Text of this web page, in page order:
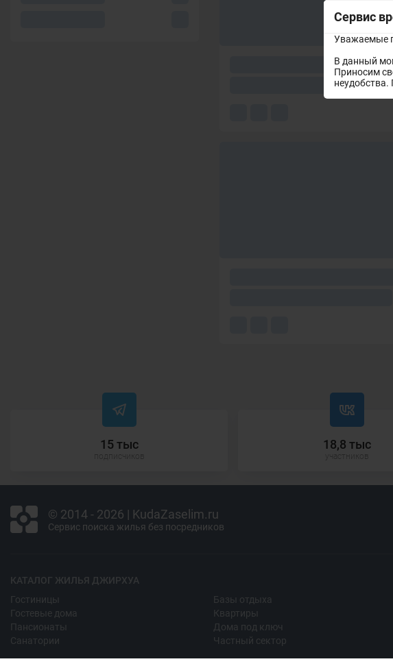
Сервис
Уважаемые
В данный
Приносим
неудобства.
15 тыс 18,8 тыс
© 2014 - 2026 | KudaZaselim.ru
Сервис поиска жилья без посредников
КАТАЛОГ ЖИЛЬЯ ДЖИРХУА
Гостиницы
Гостевые дома
Пансионаты
Санатории
Базы отдыха
Квартиры
Дома под ключ
Частный сектор